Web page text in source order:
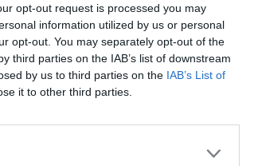
opt-out request is processed you may
information utilized by us or personal
opt-out. You may separately opt-out of the
third parties on the IAB’s list of downstream
by us to third parties on the IAB’s List of
it to other third parties.
doet bij